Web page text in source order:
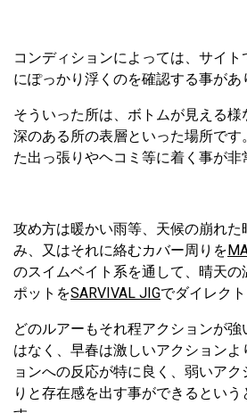
コンディションによっては、サイ
にぽっかり浮くのを確認する事があ
そういった所は、ボトムが見える
深のある所の表層といった場所です
た出っ張りやヘコミ等に着く事が非
攻め方は暖かい雨等、天候の崩れ
み、又はそれに絡むカバー周りを
のスイムベイト系を通して、晴天の
ポットをSARVIVAL JIGでダイレク
どのルアーもそれ程アクションが
はなく、早春は激しいアクション
ョンへの反応が特に良く、弱いア
りと存在感を出す事ができるという